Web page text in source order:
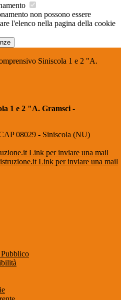
non possono essere
l'elenco nella pagina della cookie
Siniscola 1 e 2 "A.
1 e 2 "A. Gramsci -
08029 - Siniscola (NU)
Link per inviare una mail
Link per inviare una mail